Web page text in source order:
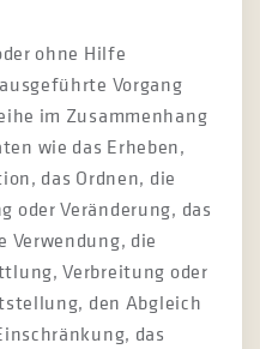
ohne Hilfe
Vorgang
im Zusammenhang
wie das Erheben,
das Ordnen, die
oder Veränderung, das
Verwendung, die
Verbreitung oder
den Abgleich
das